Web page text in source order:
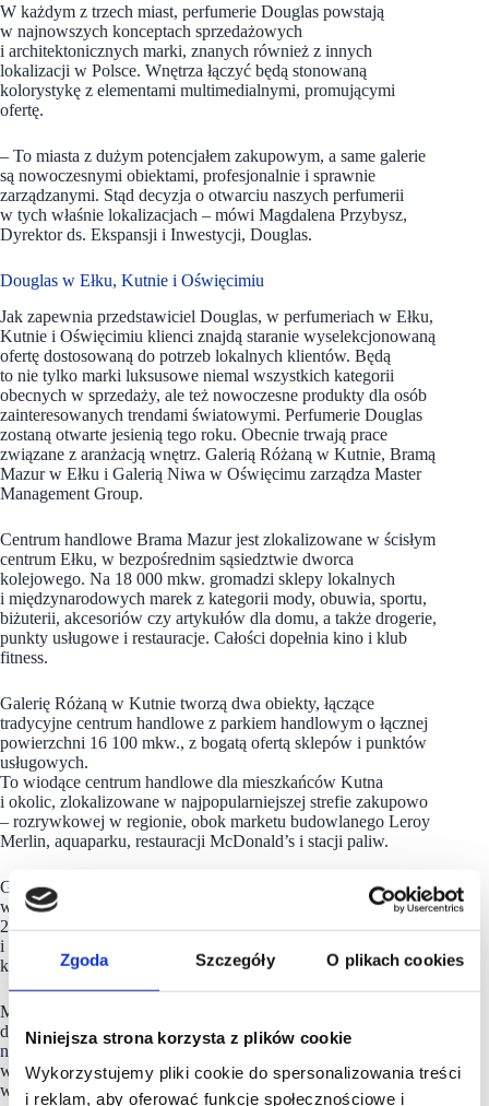
Zgoda Szczegóły O plikach cookies
Niniejsza strona korzysta z plików cookie
Wykorzystujemy pliki cookie do spersonalizowania treści
i reklam, aby oferować funkcje społecznościowe i
W każdym z trzech miast, perfumerie Douglas powstają
w najnowszych konceptach sprzedażowych
i architektonicznych marki, znanych również z innych
lokalizacji w Polsce. Wnętrza łączyć będą stonowaną
kolorystykę z elementami multimedialnymi, promującymi
ofertę.
– To miasta z dużym potencjałem zakupowym, a same galerie
są nowoczesnymi obiektami, profesjonalnie i sprawnie
zarządzanymi. Stąd decyzja o otwarciu naszych perfumerii
w tych właśnie lokalizacjach – mówi Magdalena Przybysz,
Dyrektor ds. Ekspansji i Inwestycji, Douglas.
Douglas w Ełku, Kutnie i Oświęcimiu
Jak zapewnia przedstawiciel Douglas, w perfumeriach w Ełku,
Kutnie i Oświęcimiu klienci znajdą staranie wyselekcjonowaną
ofertę dostosowaną do potrzeb lokalnych klientów. Będą
to nie tylko marki luksusowe niemal wszystkich kategorii
obecnych w sprzedaży, ale też nowoczesne produkty dla osób
zainteresowanych trendami światowymi. Perfumerie Douglas
zostaną otwarte jesienią tego roku. Obecnie trwają prace
związane z aranżacją wnętrz. Galerią Różaną w Kutnie, Bramą
Mazur w Ełku i Galerią Niwa w Oświęcimu zarządza Master
Management Group.
Centrum handlowe Brama Mazur jest zlokalizowane w ścisłym
centrum Ełku, w bezpośrednim sąsiedztwie dworca
kolejowego. Na 18 000 mkw. gromadzi sklepy lokalnych
i międzynarodowych marek z kategorii mody, obuwia, sportu,
biżuterii, akcesoriów czy artykułów dla domu, a także drogerie,
punkty usługowe i restauracje. Całości dopełnia kino i klub
fitness.
Galerię Różaną w Kutnie tworzą dwa obiekty, łączące
tradycyjne centrum handlowe z parkiem handlowym o łącznej
powierzchni 16 100 mkw., z bogatą ofertą sklepów i punktów
usługowych.
To wiodące centrum handlowe dla mieszkańców Kutna
i okolic, zlokalizowane w najpopularniejszej strefie zakupowo
– rozrywkowej w regionie, obok marketu budowlanego Leroy
Merlin, aquaparku, restauracji McDonald’s i stacji paliw.
Galeria Niwa w Oświęcimiu jest jedynym centrum handlowym
w mieście i jednym z najpopularniejszych w regionie. Na 14
200 mkw. gromadzi 44 sklepy wielu lokalnych
i międzynarodowych marek, market spożywczy i 4-salowe
kino.
Master Management Group (MMG) jest inwestorem,
deweloperem, agentem wynajmującym oraz zarządcą
nieruchomości handlowych i biurowych zlokalizowanych
w całej Polsce. W portfolio firmy znajdują się, dominujące
w swoich lokalizacjach, centra małej i średniej wielkości